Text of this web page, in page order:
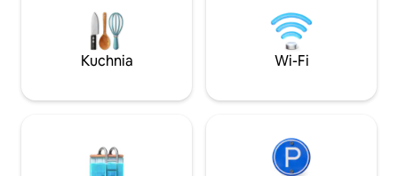
chwilami na farmie. W chatce mogą
zamieszkać maksymalnie 6 gości.
Znajdują się w niej 2 łóżka typu queen
i dmuchany materac. Oferuje ona
rustykalny urok.
nowoczesna
TV, Wi-Fi i
Imprezy,
muzyka są
dla sąsiadujących
Kuchnia Wi-Fi